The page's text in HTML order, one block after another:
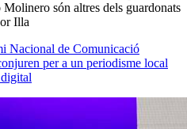
són altres dels guardonats
Illa
Nacional de Comunicació
per a un periodisme local